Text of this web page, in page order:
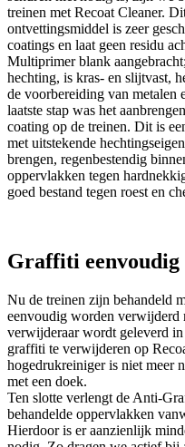
treinen met Recoat Cleaner.
ontvettingsmiddel is zeer
coatings en laat geen residu
Multiprimer blank
hechting, is kras- en slijtvast,
de voorbereiding van metalen
laatste stap was het
coating op de treinen. Dit is
met uitstekende
brengen, regenbestendig
oppervlakken tegen
goed bestand tegen roest en
Graffiti eenvoudig
Nu de treinen zijn behandeld
eenvoudig worden verwijderd
verwijderaar wordt geleverd
graffiti te verwijderen op
hogedrukreiniger is niet meer
met een doek.
Ten slotte verlengt de Anti-
behandelde oppervlakken
Hierdoor is er aanzienlijk